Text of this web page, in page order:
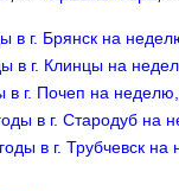
в г. Брянск на
в г. Клинцы на
в г. Почеп на
в г. Стародуб
в г. Трубчевск